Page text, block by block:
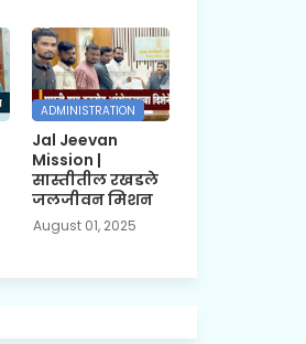
ADMINISTRATION
Jal Jeevan
Mission |
सास्तीतील रखडले
जलजीवन मिशन
August 01, 2025